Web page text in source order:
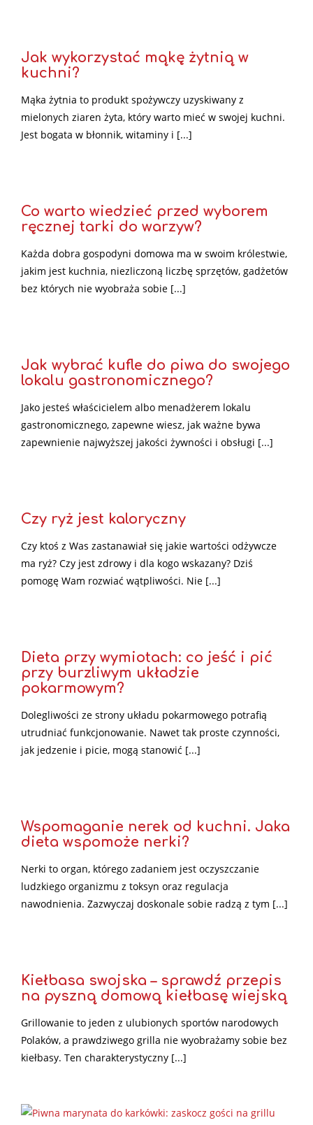
Jak wykorzystać mąkę żytnią w
kuchni?
Mąka żytnia to produkt spożywczy uzyskiwany z
mielonych ziaren żyta, który warto mieć w swojej kuchni.
Jest bogata w błonnik, witaminy i [...]
Co warto wiedzieć przed wyborem
ręcznej tarki do warzyw?
Każda dobra gospodyni domowa ma w swoim królestwie,
jakim jest kuchnia, niezliczoną liczbę sprzętów, gadżetów
bez których nie wyobraża sobie [...]
Jak wybrać kufle do piwa do swojego
lokalu gastronomicznego?
Jako jesteś właścicielem albo menadżerem lokalu
gastronomicznego, zapewne wiesz, jak ważne bywa
zapewnienie najwyższej jakości żywności i obsługi [...]
Czy ryż jest kaloryczny
Czy ktoś z Was zastanawiał się jakie wartości odżywcze
ma ryż? Czy jest zdrowy i dla kogo wskazany? Dziś
pomogę Wam rozwiać wątpliwości. Nie [...]
Dieta przy wymiotach: co jeść i pić
przy burzliwym układzie
pokarmowym?
Dolegliwości ze strony układu pokarmowego potrafią
utrudniać funkcjonowanie. Nawet tak proste czynności,
jak jedzenie i picie, mogą stanowić [...]
Wspomaganie nerek od kuchni. Jaka
dieta wspomoże nerki?
Nerki to organ, którego zadaniem jest oczyszczanie
ludzkiego organizmu z toksyn oraz regulacja
nawodnienia. Zazwyczaj doskonale sobie radzą z tym [...]
Kiełbasa swojska – sprawdź przepis
na pyszną domową kiełbasę wiejską
Grillowanie to jeden z ulubionych sportów narodowych
Polaków, a prawdziwego grilla nie wyobrażamy sobie bez
kiełbasy. Ten charakterystyczny [...]